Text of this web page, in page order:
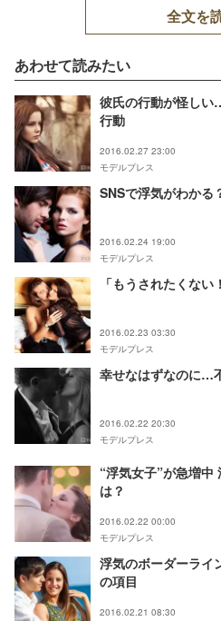
全文を
あわせて読みたい
彼氏の行動が怪し
行動
2016.02.27 23:00
モデルプレス
SNSで浮気がわかる
2016.02.24 19:00
モデルプレス
「もうされたくな
2016.02.23 03:30
モデルプレス
幸せなはずなのに…
2016.02.22 20:30
モデルプレス
“浮気女子”が急増中
は？
2016.02.22 00:00
モデルプレス
浮気のボーダーライ
の項目
2016.02.21 08:30